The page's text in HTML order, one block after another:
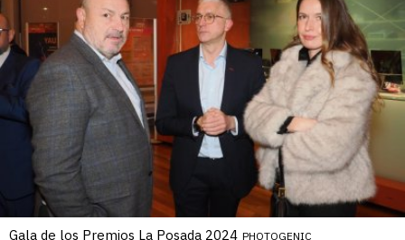
Gala de los Premios La Posada 2024 PHOTOGENIC